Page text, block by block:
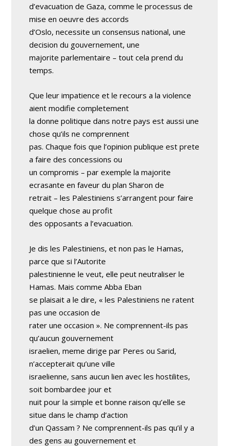
d’evacuation de Gaza, comme le processus de
mise en oeuvre des accords
d’Oslo, necessite un consensus national, une
decision du gouvernement, une
majorite parlementaire – tout cela prend du
temps.
Que leur impatience et le recours a la violence
aient modifie completement
la donne politique dans notre pays est aussi une
chose qu’ils ne comprennent
pas. Chaque fois que l’opinion publique est prete
a faire des concessions ou
un compromis – par exemple la majorite
ecrasante en faveur du plan Sharon de
retrait – les Palestiniens s’arrangent pour faire
quelque chose au profit
des opposants a l’evacuation.
Je dis les Palestiniens, et non pas le Hamas,
parce que si l’Autorite
palestinienne le veut, elle peut neutraliser le
Hamas. Mais comme Abba Eban
se plaisait a le dire, « les Palestiniens ne ratent
pas une occasion de
rater une occasion ». Ne comprennent-ils pas
qu’aucun gouvernement
israelien, meme dirige par Peres ou Sarid,
n’accepterait qu’une ville
israelienne, sans aucun lien avec les hostilites,
soit bombardee jour et
nuit pour la simple et bonne raison qu’elle se
situe dans le champ d’action
d’un Qassam ? Ne comprennent-ils pas qu’il y a
des gens au gouvernement et